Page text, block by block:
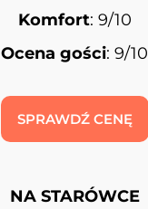
Komfort: 9/10
Ocena gości: 9/10
SPRAWDŹ CENĘ
NA STARÓWCE